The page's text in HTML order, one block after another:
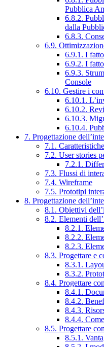
Pubblica
6.8.2.
dalla
6.8.3.
6.9.
6.9.1. I
6.9.2. I
6.9.3.
Console
6.10. Gestire i
6.10.1.
6.10.2.
6.10.3.
6.10.4.
7. Progettazione
7.1.
7.2. User stories
7.2.1.
7.3. Flussi di
7.4. Wireframe
7.5. Prototipi
8. Progettazione
8.1. Obiettivi
8.2. Elementi
8.2.1.
8.2.2.
8.2.3.
8.3. Progettare e
8.3.1.
8.3.2.
8.4. Progettare
8.4.1.
8.4.2.
8.4.3.
8.4.4.
8.5. Progettare
8.5.1.